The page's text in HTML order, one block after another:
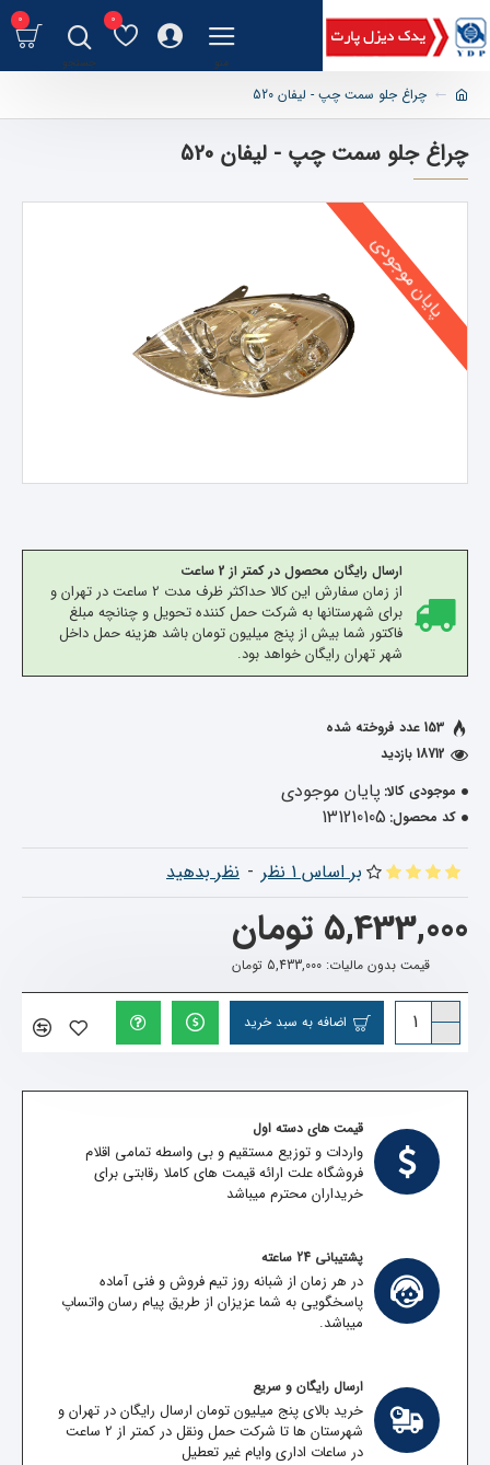
0
0
چراغ جلو سمت چپ - لیفان 520
چراغ جلو سمت چپ - لیفان 520
پایان موجودی
ارسال رایگان محصول در کمتر از 2 ساعت
از زمان سفارش این کالا حداکثر ظرف مدت 2 ساعت در تهران و
برای شهرستانها به شرکت حمل کننده تحویل و چنانچه مبلغ
فاکتور شما بیش از پنج میلیون تومان باشد هزینه حمل داخل
شهر تهران رایگان خواهد بود.
موجودی کالا: پایان موجودی
کد محصول: 131210105
153 عدد فروخته شده
18712 بازدید
بر اساس 1 نظر - نظر بدهید
5,433,000 تومان
قیمت بدون مالیات: 5,433,000 تومان
اضافه به سبد خرید
قیمت های دسته اول
واردات و توزیع مستقیم و بی واسطه تمامی اقلام
فروشگاه علت ارائه قیمت های کاملا رقابتی برای
خریداران محترم میباشد
پشتیبانی 24 ساعته
در هر زمان از شبانه روز تیم فروش و فنی آماده
پاسخگویی به شما عزیزان از طریق پیام رسان واتساپ
میباشد.
ارسال رایگان و سریع
خرید بالای پنج میلیون تومان ارسال رایگان در تهران و
شهرستان ها تا شرکت حمل ونقل در کمتر از 2 ساعت
در ساعات اداری وایام غیر تعطیل